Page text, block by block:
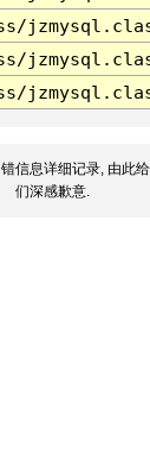
信息详细记录, 由此
们深感歉意.